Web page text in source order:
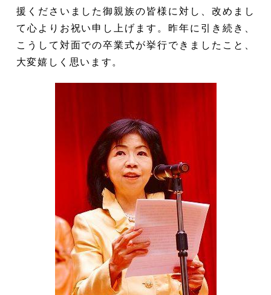
援くださいました御親族の皆様に対し、改めまし
て心よりお祝い申し上げます。昨年に引き続き、
こうして対面での卒業式が挙行できましたこと、
大変嬉しく思います。